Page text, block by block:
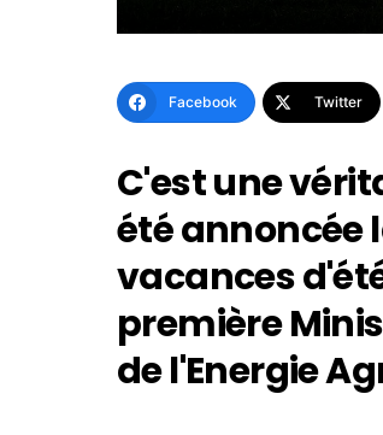
Facebook Twitter
C'est une
été annoncée
vacances
première
de l'Energie